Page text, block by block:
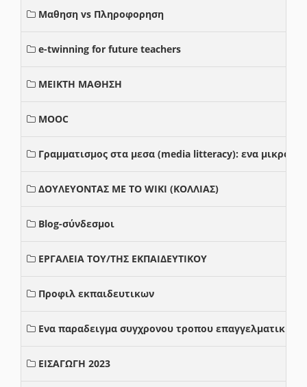
Μαθηση vs Πληροφορηση
e-twinning for future teachers
ΜΕΙΚΤΗ ΜΑΘΗΣΗ
MOOC
Γραμματισμος στα μεσα (media litteracy): ενα μικρο
ΔΟΥΛΕΥΟΝΤΑΣ ΜΕ ΤΟ WIKI (ΚΟΛΛΙΑΣ)
Blog-σύνδεσμοι
ΕΡΓΑΛΕΙΑ ΤΟΥ/ΤΗΣ ΕΚΠΑΙΔΕΥΤΙΚΟΥ
Προφιλ εκπαιδευτικων
Ενα παραδειγμα συγχρονου τροπου επαγγελματικης
ΕΙΣΑΓΩΓΗ 2023